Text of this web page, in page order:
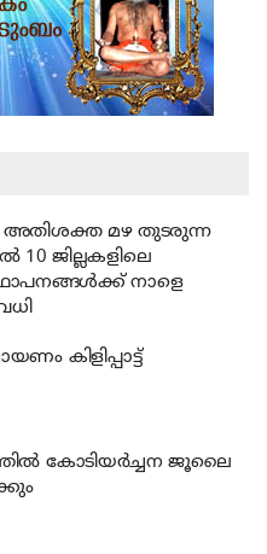
മഴ തുടരുന്ന
10 ജില്ലകളിലെ
നാളെ
കിളിപ്പാട്ട്
കോടിയര്‍ച്ചന ജൂലൈ